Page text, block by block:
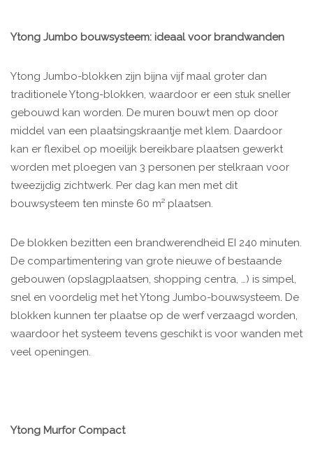
Ytong Jumbo bouwsysteem: ideaal voor brandwanden
Ytong Jumbo-blokken zijn bijna vijf maal groter dan
traditionele Ytong-blokken, waardoor er een stuk sneller
gebouwd kan worden. De muren bouwt men op door
middel van een plaatsingskraantje met klem. Daardoor
kan er flexibel op moeilijk bereikbare plaatsen gewerkt
worden met ploegen van 3 personen per stelkraan voor
tweezijdig zichtwerk. Per dag kan men met dit
bouwsysteem ten minste 60 m² plaatsen.
De blokken bezitten een brandwerendheid EI 240 minuten.
De compartimentering van grote nieuwe of bestaande
gebouwen (opslagplaatsen, shopping centra, …) is simpel,
snel en voordelig met het Ytong Jumbo-bouwsysteem. De
blokken kunnen ter plaatse op de werf verzaagd worden,
waardoor het systeem tevens geschikt is voor wanden met
veel openingen.
Ytong Murfor Compact